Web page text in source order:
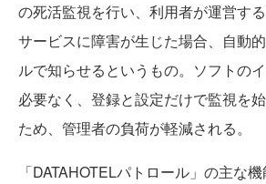
の死活監視を行い、利用者が運営す
サービスに障害が生じた場合、自動
ルで知らせるというもの。ソフトの
必要なく、登録と設定だけで監視を
ため、管理者の負荷が軽減される。
「DATAHOTELパトロール」の主な